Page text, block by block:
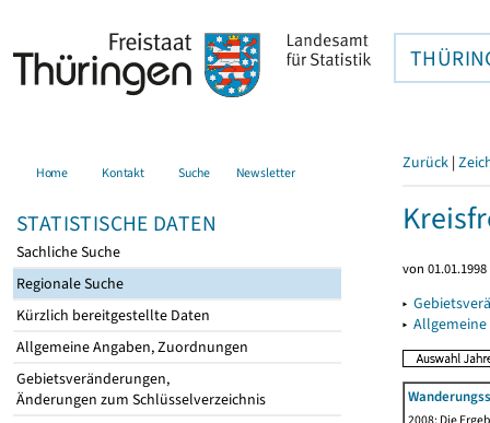
Home Kontakt Suche Newsletter
STATISTISCHE DATEN
Sachliche Suche
Regionale Suche
Kürzlich bereitgestellte Daten
Allgemeine Angaben, Zuordnungen
Gebietsveränderungen,
Änderungen zum Schlüsselverzeichnis
Zurück |
von
▸
▸